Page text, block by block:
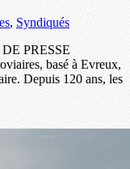
, Syndiqués
PRESSE
basé à Evreux,
Depuis 120 ans, les